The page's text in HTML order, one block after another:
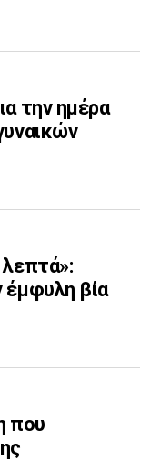
την ημέρα
λεπτά»:
έμφυλη βία
που